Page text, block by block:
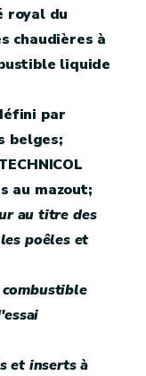
royal du
chaudières à
liquide
par
belges;
au mazout;
au titre des
poêles et
combustible
et inserts à